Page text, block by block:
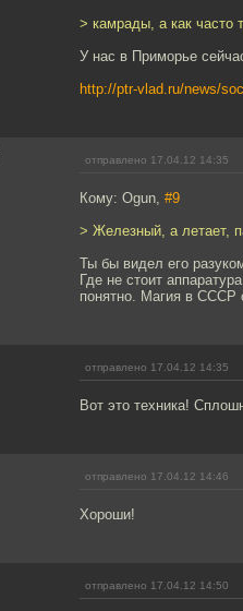
> камрады, а как часто
У нас в Приморье
http://ptr-vlad.ru/news/
отправлено 17.04.12 14:35
Кому: Ogun, #9
> Железный, а летает,
Ты бы видел его
Где не стоит
понятно. Магия в СССР
отправлено 17.04.12 14:35
Вот это техника!
отправлено 17.04.12 14:46
Хороши!
отправлено 17.04.12 14:50